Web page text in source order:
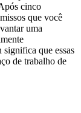
cinco
que você
uma
que essas
de trabalho de